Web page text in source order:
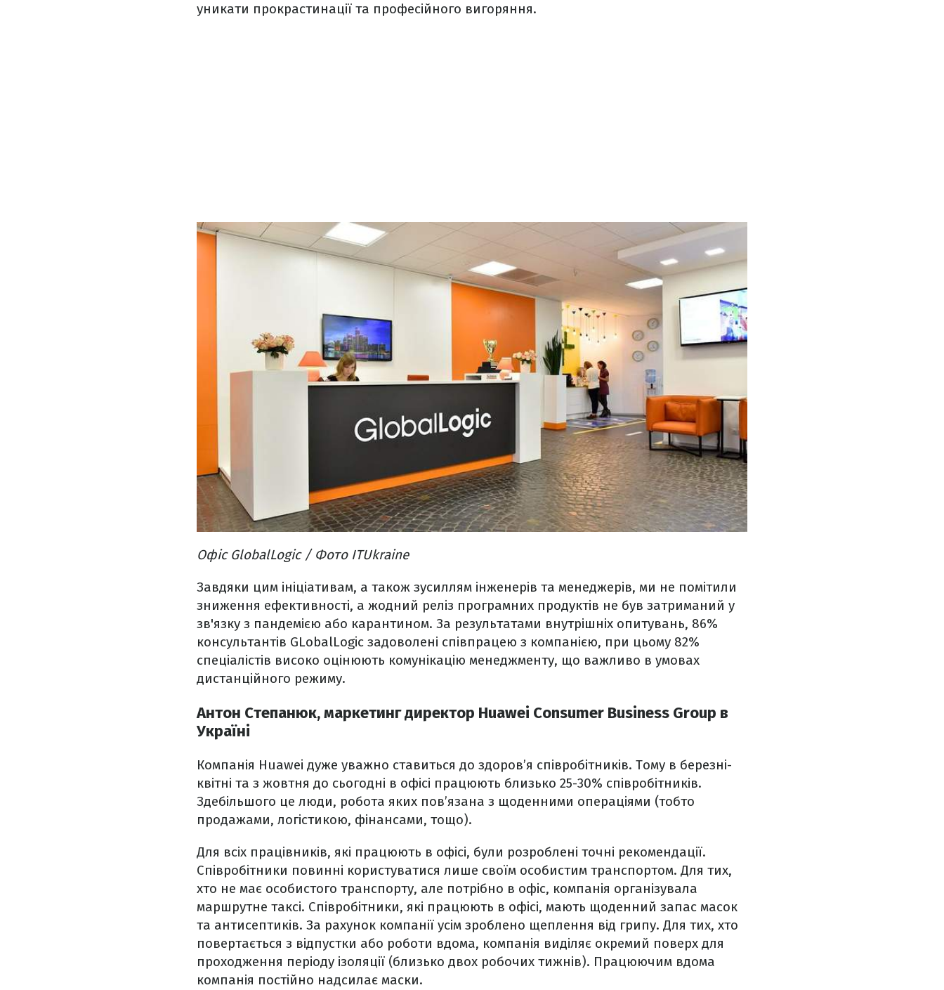
уникати прокрастинації та професійного вигоряння.
Офіс GlobalLogic / Фото ITUkraine
Завдяки цим ініціативам, а також зусиллям інженерів та менеджерів, ми не помітили
зниження ефективності, а жодний реліз програмних продуктів не був затриманий у
зв'язку з пандемією або карантином. За результатами внутрішніх опитувань, 86%
консультантів GLobalLogic задоволені співпрацею з компанією, при цьому 82%
спеціалістів високо оцінюють комунікацію менеджменту, що важливо в умовах
дистанційного режиму.
Антон Степанюк, маркетинг директор Huawei Consumer Business Group в
Україні
Компанія Huawei дуже уважно ставиться до здоров’я співробітників. Тому в березні-
квітні та з жовтня до сьогодні в офісі працюють близько 25-30% співробітників.
Здебільшого це люди, робота яких пов’язана з щоденними операціями (тобто
продажами, логістикою, фінансами, тощо).
Для всіх працівників, які працюють в офісі, були розроблені точні рекомендації.
Співробітники повинні користуватися лише своїм особистим транспортом. Для тих,
хто не має особистого транспорту, але потрібно в офіс, компанія організувала
маршрутне таксі. Співробітники, які працюють в офісі, мають щоденний запас масок
та антисептиків. За рахунок компанії усім зроблено щеплення від грипу. Для тих, хто
повертається з відпустки або роботи вдома, компанія виділяє окремий поверх для
проходження періоду ізоляції (близько двох робочих тижнів). Працюючим вдома
компанія постійно надсилає маски.